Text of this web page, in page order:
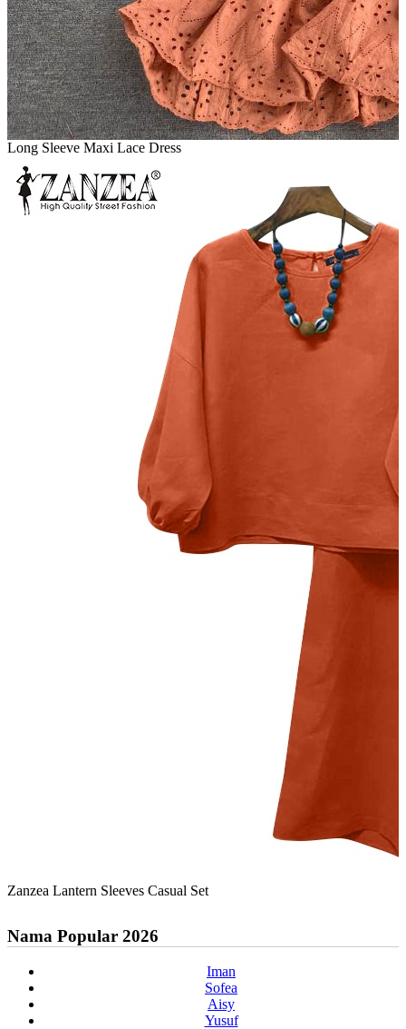
Long Sleeve Maxi Lace Dress
Zanzea Lantern Sleeves Casual Set
Nama Popular 2026
Iman
Sofea
Aisy
Yusuf